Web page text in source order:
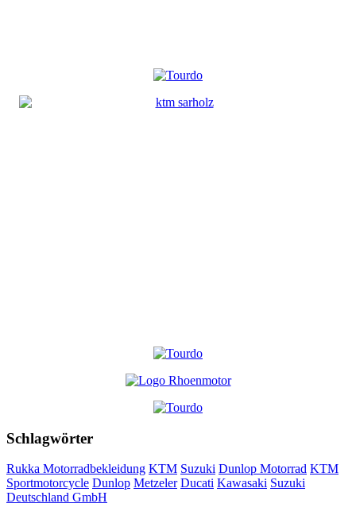
Schlagwörter
Rukka Motorradbekleidung KTM Suzuki Dunlop Motorrad KTM
Sportmotorcycle Dunlop Metzeler Ducati Kawasaki Suzuki
Deutschland GmbH